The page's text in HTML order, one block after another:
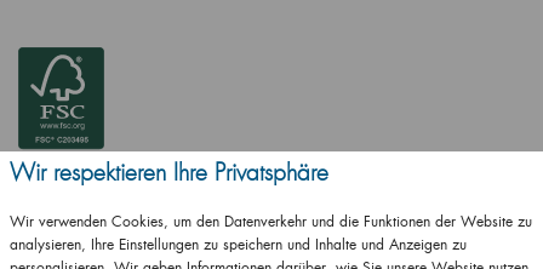
Wir respektieren Ihre Privatsphäre
Wir verwenden Cookies, um den Datenverkehr und die Funktionen der Website zu
analysieren, Ihre Einstellungen zu speichern und Inhalte und Anzeigen zu